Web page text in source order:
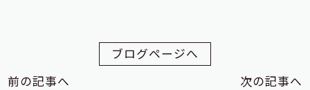
ブログページへ
前の記事へ
次の記事へ